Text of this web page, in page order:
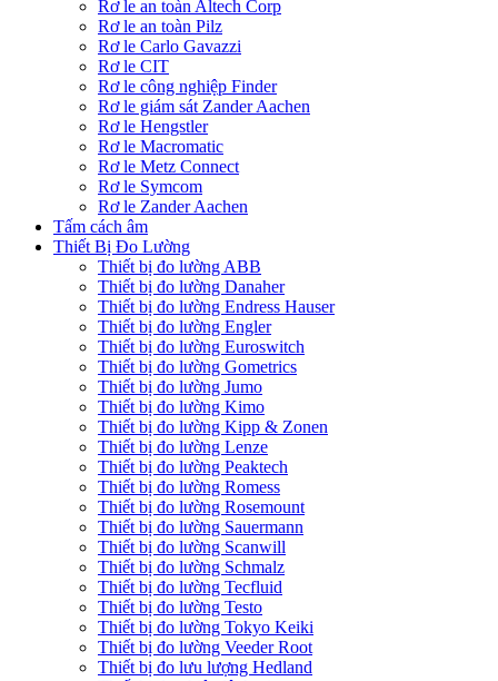
Rơ le an toàn Altech Corp
Rơ le an toàn Pilz
Rơ le Carlo Gavazzi
Rơ le CIT
Rơ le công nghiệp Finder
Rơ le giám sát Zander Aachen
Rơ le Hengstler
Rơ le Macromatic
Rơ le Metz Connect
Rơ le Symcom
Rơ le Zander Aachen
Tấm cách âm
Thiết Bị Đo Lường
Thiết bị đo lường ABB
Thiết bị đo lường Danaher
Thiết bị đo lường Endress Hauser
Thiết bị đo lường Engler
Thiết bị đo lường Euroswitch
Thiết bị đo lường Gometrics
Thiết bị đo lường Jumo
Thiết bị đo lường Kimo
Thiết bị đo lường Kipp & Zonen
Thiết bị đo lường Lenze
Thiết bị đo lường Peaktech
Thiết bị đo lường Romess
Thiết bị đo lường Rosemount
Thiết bị đo lường Sauermann
Thiết bị đo lường Scanwill
Thiết bị đo lường Schmalz
Thiết bị đo lường Tecfluid
Thiết bị đo lường Testo
Thiết bị đo lường Tokyo Keiki
Thiết bị đo lường Veeder Root
Thiết bị đo lưu lượng Hedland